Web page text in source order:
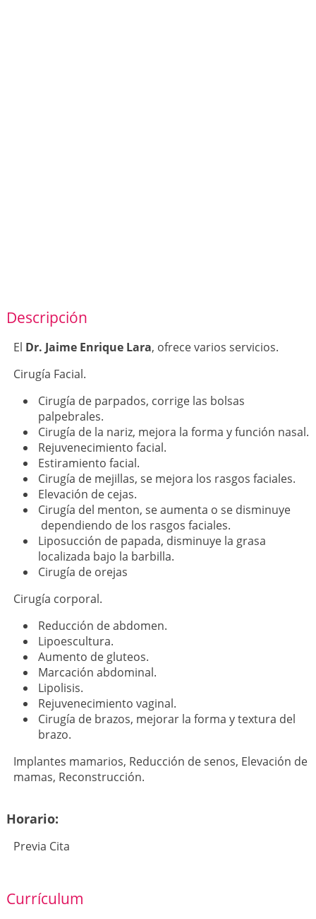
Descripción
El Dr. Jaime Enrique Lara, ofrece varios servicios.
Cirugía Facial.
Cirugía de parpados, corrige las bolsas
palpebrales.
Cirugía de la nariz, mejora la forma y función nasal.
Rejuvenecimiento facial.
Estiramiento facial.
Cirugía de mejillas, se mejora los rasgos faciales.
Elevación de cejas.
Cirugía del menton, se aumenta o se disminuye
dependiendo de los rasgos faciales.
Liposucción de papada, disminuye la grasa
localizada bajo la barbilla.
Cirugía de orejas
Cirugía corporal.
Reducción de abdomen.
Lipoescultura.
Aumento de gluteos.
Marcación abdominal.
Lipolisis.
Rejuvenecimiento vaginal.
Cirugía de brazos, mejorar la forma y textura del
brazo.
Implantes mamarios, Reducción de senos, Elevación de
mamas, Reconstrucción.
Horario:
Previa Cita
Currículum